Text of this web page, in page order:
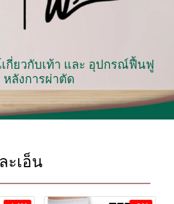
กี่ยวกับเท้า และ อุปกรณ์ฟื้นฟู
หลังการผ่าตัด
ะเอ็น